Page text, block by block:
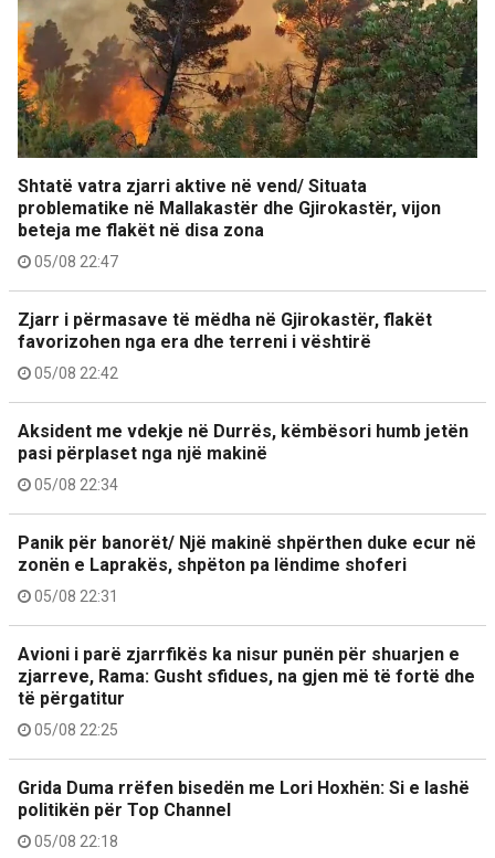
Shtatë vatra zjarri aktive në vend/ Situata
problematike në Mallakastër dhe Gjirokastër, vijon
beteja me flakët në disa zona
05/08 22:47
Zjarr i përmasave të mëdha në Gjirokastër, flakët
favorizohen nga era dhe terreni i vështirë
05/08 22:42
Aksident me vdekje në Durrës, këmbësori humb jetën
pasi përplaset nga një makinë
05/08 22:34
Panik për banorët/ Një makinë shpërthen duke ecur në
zonën e Laprakës, shpëton pa lëndime shoferi
05/08 22:31
Avioni i parë zjarrfikës ka nisur punën për shuarjen e
zjarreve, Rama: Gusht sfidues, na gjen më të fortë dhe
të përgatitur
05/08 22:25
Grida Duma rrëfen bisedën me Lori Hoxhën: Si e lashë
politikën për Top Channel
05/08 22:18